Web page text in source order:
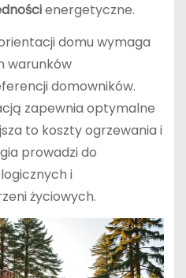
energetyczne.
domu wymaga
warunków
domowników.
zapewnia optymalne
to koszty ogrzewania i
prowadzi do
i
życiowych.